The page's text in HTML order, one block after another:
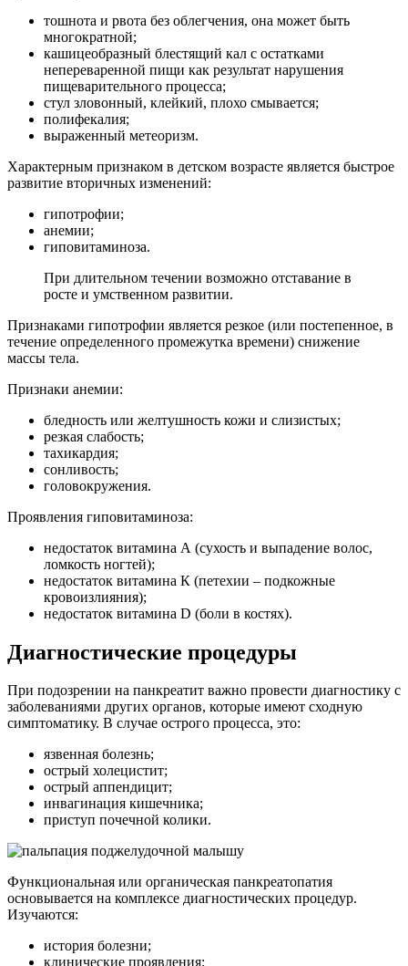
тошнота и рвота без облегчения, она может быть
многократной;
кашицеобразный блестящий кал с остатками
непереваренной пищи как результат нарушения
пищеварительного процесса;
стул зловонный, клейкий, плохо смывается;
полифекалия;
выраженный метеоризм.
Характерным признаком в детском возрасте является быстрое
развитие вторичных изменений:
гипотрофии;
анемии;
гиповитаминоза.
При длительном течении возможно отставание в
росте и умственном развитии.
Признаками гипотрофии является резкое (или постепенное, в
течение определенного промежутка времени) снижение
массы тела.
Признаки анемии:
бледность или желтушность кожи и слизистых;
резкая слабость;
тахикардия;
сонливость;
головокружения.
Проявления гиповитаминоза:
недостаток витамина А (сухость и выпадение волос,
ломкость ногтей);
недостаток витамина К (петехии – подкожные
кровоизлияния);
недостаток витамина D (боли в костях).
Диагностические процедуры
При подозрении на панкреатит важно провести диагностику с
заболеваниями других органов, которые имеют сходную
симптоматику. В случае острого процесса, это:
язвенная болезнь;
острый холецистит;
острый аппендицит;
инвагинация кишечника;
приступ почечной колики.
Функциональная или органическая панкреатопатия
основывается на комплексе диагностических процедур.
Изучаются:
история болезни;
клинические проявления;